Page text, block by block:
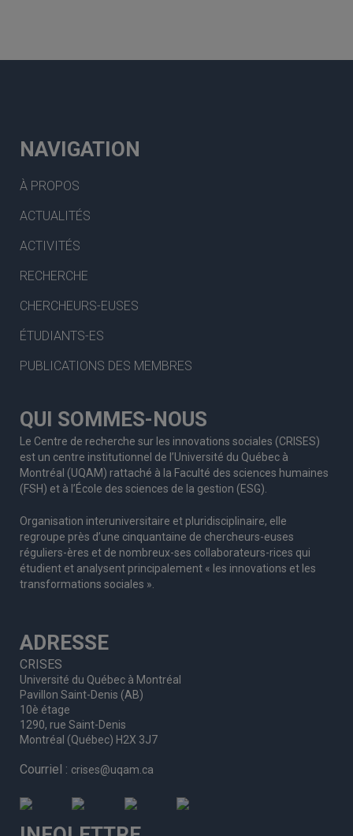
NAVIGATION
À PROPOS
ACTUALITÉS
ACTIVITÉS
RECHERCHE
CHERCHEURS-EUSES
ÉTUDIANTS-ES
PUBLICATIONS DES MEMBRES
QUI SOMMES-NOUS
Le Centre de recherche sur les innovations sociales (CRISES)
est un centre institutionnel de l’Université du Québec à
Montréal (UQAM) rattaché à la Faculté des sciences humaines
(FSH) et à l’École des sciences de la gestion (ESG).
Organisation interuniversitaire et pluridisciplinaire, elle
regroupe près d’une cinquantaine de chercheurs-euses
réguliers-ères et de nombreux-ses collaborateurs-rices qui
étudient et analysent principalement « les innovations et les
transformations sociales ».
ADRESSE
CRISES
Université du Québec à Montréal
Pavillon Saint-Denis (AB)
10è étage
1290, rue Saint-Denis
Montréal (Québec) H2X 3J7
Courriel : crises@uqam.ca